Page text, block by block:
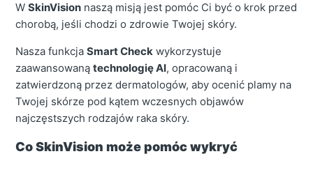
WSkinVision naszą misją jest pomóc Ci być o krok przed
chorobą, jeśli chodzi o zdrowie Twojej skóry.
Nasza funkcjaSmart Check wykorzystuje
zaawansowanątechnologię AI, opracowaną i
zatwierdzoną przez dermatologów, aby ocenić plamy na
Twojej skórze pod kątem wczesnych objawów
najczęstszych rodzajów raka skóry.
Co SkinVision może pomóc wykryć